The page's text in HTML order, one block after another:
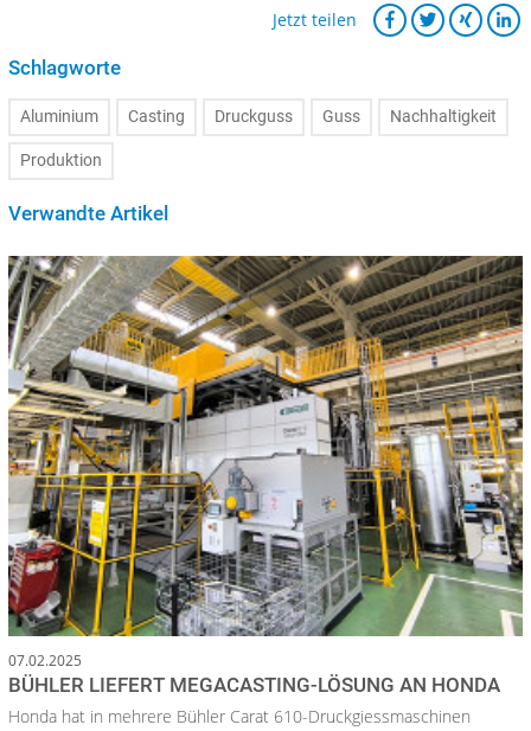
Jetzt teilen
Schlagworte
Aluminium Casting Druckguss Guss Nachhaltigkeit
Produktion
Verwandte Artikel
07.02.2025
BÜHLER LIEFERT MEGACASTING-LÖSUNG AN HONDA
Honda hat in mehrere Bühler Carat 610-Druckgiessmaschinen